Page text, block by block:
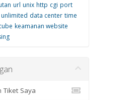
url unix http cgi port
data center time
keamanan website
Tiket Saya